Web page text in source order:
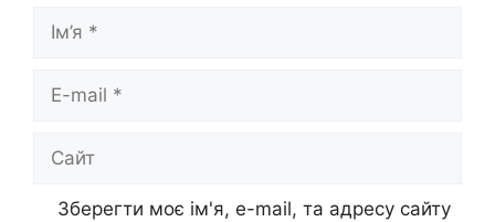
mail
Зберегти моє ім'я, e-mail, та адресу сайту